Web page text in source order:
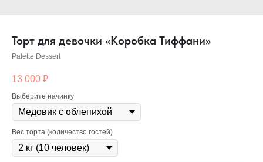
Торт для девочки «Коробка Тиффани»
Palette Dessert
13 000 ₽
Выберите начинку
Вес торта (количество гостей)